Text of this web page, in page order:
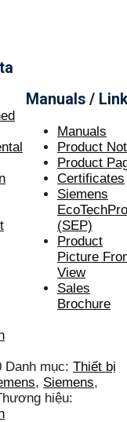
Manuals /
Manuals
Product
Product
Certificates
Siemens
(SEP)
Product
Picture
View
Sales
Brochure
Danh mục: Thiết bị
, Siemens,
hiệu: